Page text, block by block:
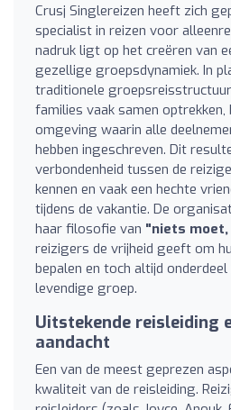
Crusj Singlereizen heeft zich
specialist in reizen voor
nadruk ligt op het creëren van
gezellige groepsdynamiek. In
traditionele
families vaak samen optrekken,
omgeving waarin alle
hebben ingeschreven. Dit
verbondenheid tussen de
kennen en vaak een hechte
tijdens de vakantie. De
haar filosofie van "niets
reizigers de vrijheid geeft om
bepalen en toch altijd
levendige groep.
Uitstekende reisleiding
aandacht
Een van de meest geprezen
kwaliteit van de reisleiding.